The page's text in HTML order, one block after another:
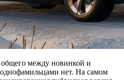
между новинкой и
нет. На самом